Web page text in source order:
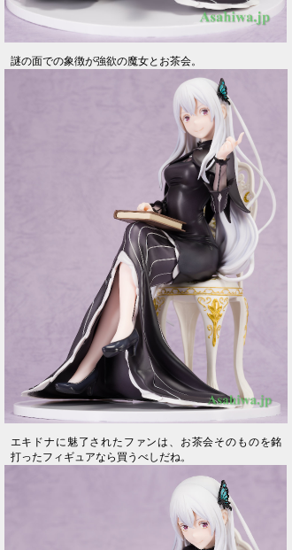
謎の面での象徴が強欲の魔女とお茶会。
エキドナに魅了されたファンは、お茶会そのものを銘
打ったフィギュアなら買うべしだね。